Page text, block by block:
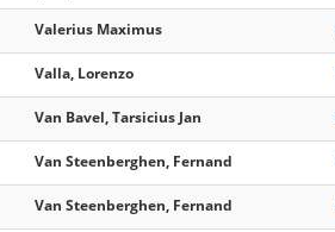
Valerius Maximus
Valla, Lorenzo
Van Bavel, Tarsicius Jan
Van Steenberghen, Fernand
Van Steenberghen, Fernand